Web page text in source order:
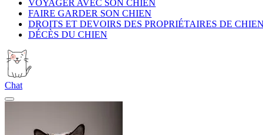
VOYAGER AVEC SON CHIEN
FAIRE GARDER SON CHIEN
DROITS ET DEVOIRS DES PROPRIÉTAIRES DE CHIEN
DÉCÈS DU CHIEN
Chat